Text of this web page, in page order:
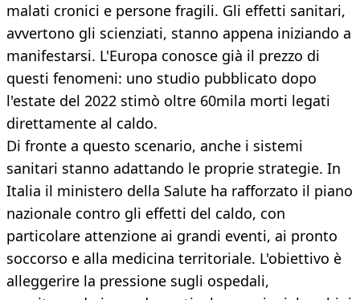
malati cronici e persone fragili. Gli effetti sanitari,
avvertono gli scienziati, stanno appena iniziando a
manifestarsi. L'Europa conosce già il prezzo di
questi fenomeni: uno studio pubblicato dopo
l'estate del 2022 stimò oltre 60mila morti legati
direttamente al caldo.
Di fronte a questo scenario, anche i sistemi
sanitari stanno adattando le proprie strategie. In
Italia il ministero della Salute ha rafforzato il piano
nazionale contro gli effetti del caldo, con
particolare attenzione ai grandi eventi, ai pronto
soccorso e alla medicina territoriale. L'obiettivo è
alleggerire la pressione sugli ospedali,